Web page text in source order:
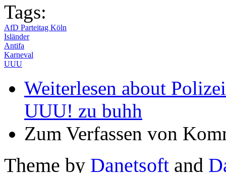
Tags:
AfD Parteitag Köln
Isländer
Antifa
Karneval
UUU
Weiterlesen about
UUU! zu buhh
Zum Verfassen von
Theme by Danetsoft and